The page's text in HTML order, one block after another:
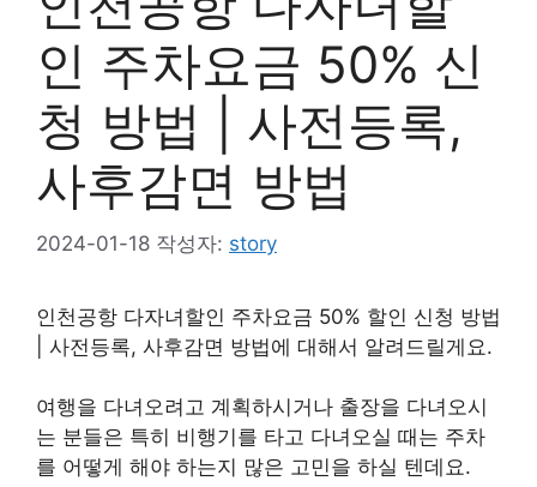
인 주차요금 50% 신
청 방법 | 사전등록,
사후감면 방법
2024-01-18 작성자: story
인천공항 다자녀할인 주차요금 50% 할인 신청 방법
| 사전등록, 사후감면 방법에 대해서 알려드릴게요.
여행을 다녀오려고 계획하시거나 출장을 다녀오시
는 분들은 특히 비행기를 타고 다녀오실 때는 주차
를 어떻게 해야 하는지 많은 고민을 하실 텐데요.